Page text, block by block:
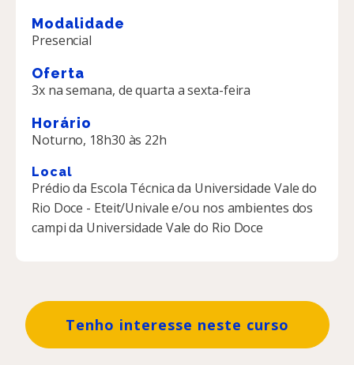
Modalidade
Presencial
Oferta
3x na semana, de quarta a sexta-feira
Horário
Noturno, 18h30 às 22h
Local
Prédio da Escola Técnica da Universidade Vale do
Rio Doce - Eteit/Univale e/ou nos ambientes dos
campi da Universidade Vale do Rio Doce
Tenho interesse neste curso